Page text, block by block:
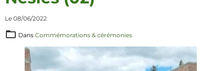
Le 08/06/2022
Dans Commémorations & cérémonies